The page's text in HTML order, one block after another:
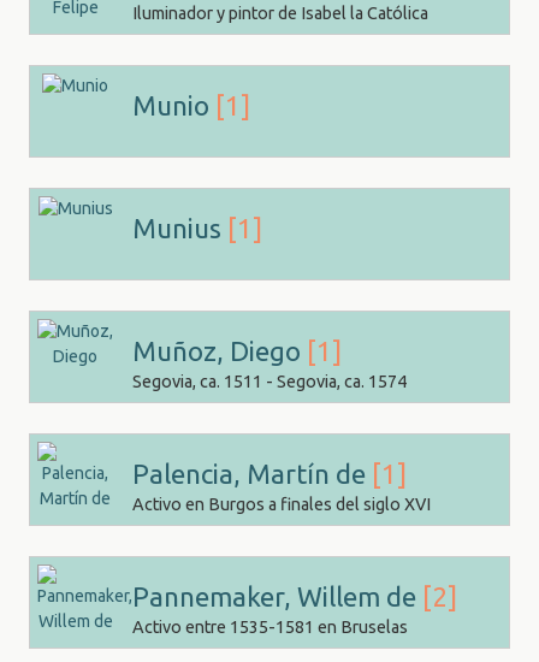
Iluminador y pintor de Isabel la Católica
Munio [1]
Munius [1]
Muñoz, Diego [1]
Segovia, ca. 1511 - Segovia, ca. 1574
Palencia, Martín de [1]
Activo en Burgos a finales del siglo XVI
Pannemaker, Willem de [2]
Activo entre 1535-1581 en Bruselas